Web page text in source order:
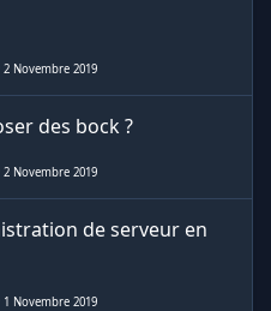
2 Novembre 2019
des bock ?
2 Novembre 2019
de serveur en
1 Novembre 2019